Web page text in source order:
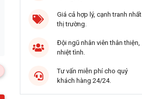
Giá cả hợp lý, cạnh tranh nhất
thị trường.
Đội ngũ nhân viên thân thiện,
nhiệt tình.
Tư vấn miễn phí cho quý
khách hàng 24/24.